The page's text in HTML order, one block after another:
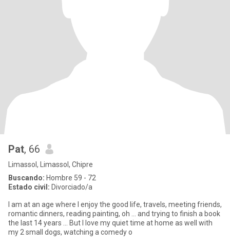
Pat, 66
Limassol, Limassol, Chipre
Buscando: Hombre 59 - 72
Estado civil: Divorciado/a
I am at an age where I enjoy the good life, travels, meeting friends,
romantic dinners, reading painting, oh ... and trying to finish a book
the last 14 years ... But I love my quiet time at home as well with
my 2 small dogs, watching a comedy o